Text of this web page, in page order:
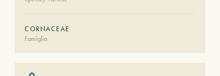
CORNACEAE
Famiglia